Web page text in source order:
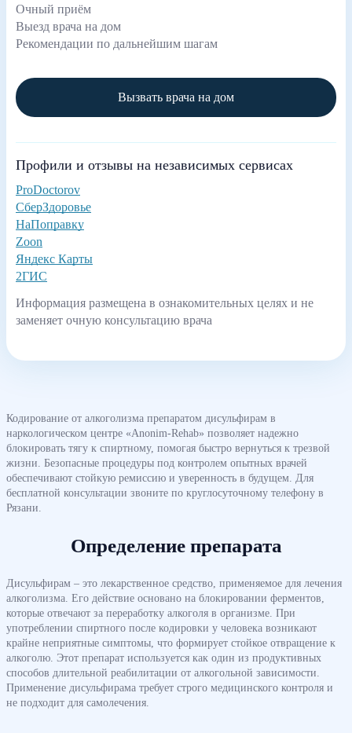
Очный приём
Выезд врача на дом
Рекомендации по дальнейшим шагам
Вызвать врача на дом
Профили и отзывы на независимых сервисах
ProDoctorov
СберЗдоровье
НаПоправку
Zoon
Яндекс Карты
2ГИС
Информация размещена в ознакомительных целях и не
заменяет очную консультацию врача
Кодирование от алкоголизма препаратом дисульфирам в
наркологическом центре «Anonim-Rehab» позволяет надежно
блокировать тягу к спиртному, помогая быстро вернуться к трезвой
жизни. Безопасные процедуры под контролем опытных врачей
обеспечивают стойкую ремиссию и уверенность в будущем. Для
бесплатной консультации звоните по круглосуточному телефону в
Рязани.
Определение препарата
Дисульфирам – это лекарственное средство, применяемое для лечения
алкоголизма. Его действие основано на блокировании ферментов,
которые отвечают за переработку алкоголя в организме. При
употреблении спиртного после кодировки у человека возникают
крайне неприятные симптомы, что формирует стойкое отвращение к
алкоголю. Этот препарат используется как один из продуктивных
способов длительной реабилитации от алкогольной зависимости.
Применение дисульфирама требует строго медицинского контроля и
не подходит для самолечения.